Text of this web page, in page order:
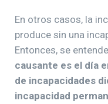
En otros casos, la
produce sin una
Entonces, se
causante es el día
de incapacidades
incapacidad